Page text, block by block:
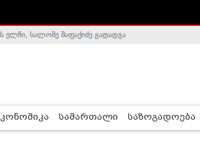
პარტნიორობა შეაჩერა
სამართალი საზოგადოება